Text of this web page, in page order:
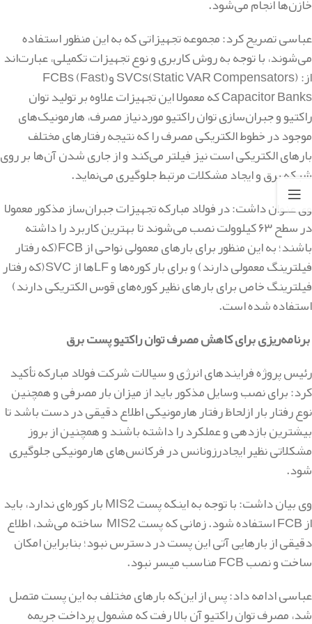
عباسی تصریح کرد: مجموعه تجهیزاتی که به این منظور استفاده
می‌شوند، با توجه به روش کاربری و نوع تجهیزات تکمیلی، عبارت‌اند
از: (SVCs(Static VAR Compensators و(FCBs (Fast
Capacitor Banksکه معمولا این تجهیزات علاوه بر تولید توان
راکتیو و جبران‌سازی توان راکتیو موردنیاز مصرف، هارمونیک‌های
موجود در خطوط الکتریکی مصرف را که نتیجه رفتارهای مختلف
بارهای الکتریکی است نیز فیلتر می‌کند و از جاری شدن آن‌ها بر روی
شبکه برق و ایجاد مشکلات مرتبط جلوگیری می‌نماید.
وی عنوان داشت: در فولاد مبارکه تجهیزات جبران‌ساز مذکور معمولا
در سطح ۶۳ کیلوولت نصب می‌شوند تا بهترین کاربرد را داشته
باشند؛ به این منظور برای بارهای معمولی نواحی از (که رفتار
فیلترینگ معمولی دارند) و برای بار کوره‌ها و ها از (که رفتار
فیلترینگ خاص برای بارهای نظیر کوره‌های قوس الکتریکی دارند)
استفاده شده است.
برنامه‌ریزی برای کاهش مصرف توان راکتیو پست برق
رئیس پروژه فرایندهای انرژی و سیالات شرکت فولاد مبارکه تأکید
کرد: برای نصب وسایل مذکور باید از میزان بار مصرفی و همچنین
نوع رفتار بار ازلحاظ رفتار هارمونیکی اطلاع دقیقی در دست باشد تا
بیشترین بازدهی و عملکرد را داشته باشند و همچنین از بروز
مشکلاتی نظیر ایجادرزونانس در فرکانس‌های هارمونیکی جلوگیری
شود.
وی بیان داشت: با توجه به اینکه پست
بار کوره‌ای ندارد، باید
از استفاده شود. زمانی که پست ساخته می‌شد، اطلاع
دقیقی از بارهایی آتی این پست در دسترس نبود؛ بنابراین امکان
ساخت و نصب مناسب میسر نبود.
عباسی ادامه داد: پس از این‌که بارهای مختلف به این پست متصل
شد، مصرف توان راکتیو آن بالا رفت که مشمول پرداخت جریمه